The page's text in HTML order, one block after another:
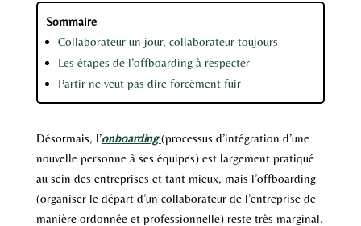
Sommaire
Collaborateur un jour, collaborateur toujours
Les étapes de l’offboarding à respecter
Partir ne veut pas dire forcément fuir
Désormais, l’onboarding(processus d’intégration d’une
nouvelle personne à ses équipes) est largement pratiqué
au sein des entreprises et tant mieux, mais l’offboarding
(organiser le départ d’un collaborateur de l’entreprise de
manière ordonnée et professionnelle) reste très marginal.